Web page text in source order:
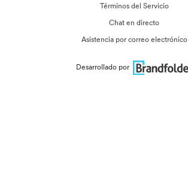
Términos del Servicio
Chat en directo
Asistencia por correo electrónico
Desarrollado por